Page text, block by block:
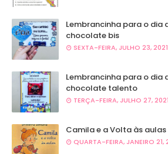
Lembrancinha para o dia
chocolate bis
SEXTA-FEIRA, JULHO 23, 2021
Lembrancinha para o dia
chocolate talento
TERÇA-FEIRA, JULHO 27, 2021
Camila e a Volta às
QUARTA-FEIRA, JANEIRO 21,